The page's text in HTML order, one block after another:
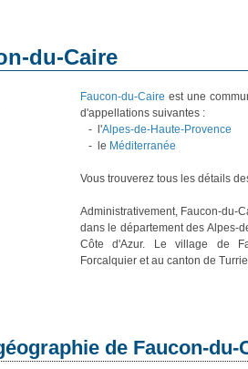
du-Caire
Faucon-du-Caire est une
d'appellations suivantes :
- l'Alpes-de-Haute-Provence
- le Méditerranée
Vous trouverez tous les détails
Administrativement, Faucon-du-
dans le département des Alpes-
Côte d'Azur. Le village de
Forcalquier et au canton de
de Faucon-du-